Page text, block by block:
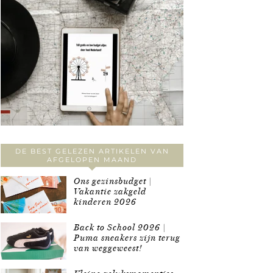
DE BEST GELEZEN ARTIKELEN VAN
AFGELOPEN MAAND
Ons gezinsbudget |
Vakantie zakgeld
kinderen 2026
Back to School 2026 |
Puma sneakers zijn terug
van weggeweest!